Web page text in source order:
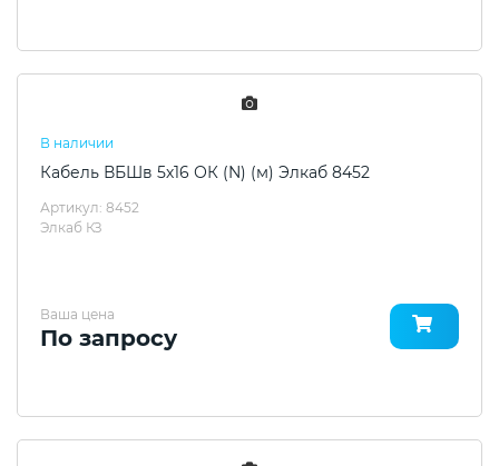
В наличии
Кабель ВБШв 5х16 ОК (N) (м) Элкаб 8452
Артикул: 8452
Элкаб КЗ
Ваша цена
По запросу